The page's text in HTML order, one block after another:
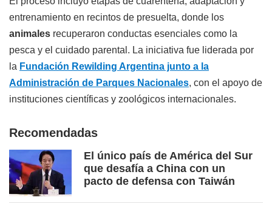
entrenamiento en recintos de presuelta, donde los
animales recuperaron conductas esenciales como la
pesca y el cuidado parental. La iniciativa fue liderada por
la Fundación Rewilding Argentina junto a la
Administración de Parques Nacionales, con el apoyo de
instituciones científicas y zoológicos internacionales.
Recomendadas
El único país de América del Sur
que desafía a China con un
pacto de defensa con Taiwán